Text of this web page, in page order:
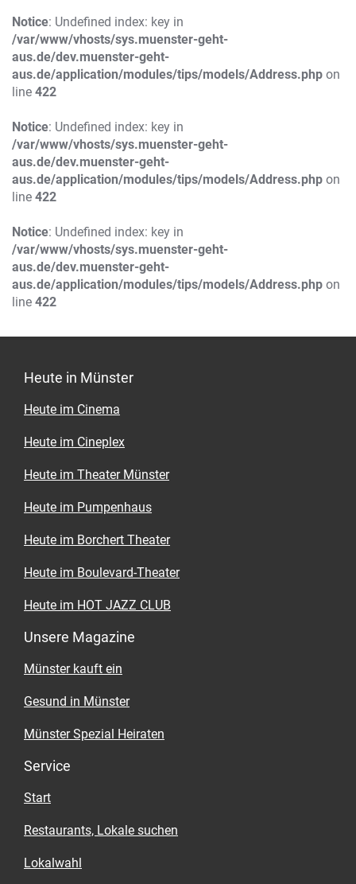
Notice: Undefined index: key in
/var/www/vhosts/sys.muenster-geht-
aus.de/dev.muenster-geht-
aus.de/application/modules/tips/models/Address.php on
line 422
Notice: Undefined index: key in
/var/www/vhosts/sys.muenster-geht-
aus.de/dev.muenster-geht-
aus.de/application/modules/tips/models/Address.php on
line 422
Notice: Undefined index: key in
/var/www/vhosts/sys.muenster-geht-
aus.de/dev.muenster-geht-
aus.de/application/modules/tips/models/Address.php on
line 422
Heute in Münster
Heute im Cinema
Heute im Cineplex
Heute im Theater Münster
Heute im Pumpenhaus
Heute im Borchert Theater
Heute im Boulevard-Theater
Heute im HOT JAZZ CLUB
Unsere Magazine
Münster kauft ein
Gesund in Münster
Münster Spezial Heiraten
Service
Start
Restaurants, Lokale suchen
Lokalwahl